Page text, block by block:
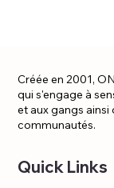
Créée en 2001,
qui s'engage à
et aux gangs ainsi
communautés.
Quick Links